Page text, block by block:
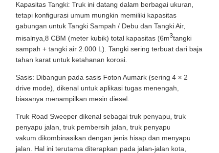
Kapasitas Tangki: Truk ini datang dalam berbagai ukuran,
tetapi konfigurasi umum mungkin memiliki kapasitas
gabungan untuk Tangki Sampah / Debu dan Tangki Air,
misalnya,8 CBM (meter kubik) total kapasitas (6m3tangki
sampah + tangki air 2.000 L). Tangki sering terbuat dari baja
tahan karat untuk ketahanan korosi.
Sasis: Dibangun pada sasis Foton Aumark (sering 4 × 2
drive mode), dikenal untuk aplikasi tugas menengah,
biasanya menampilkan mesin diesel.
Truk Road Sweeper dikenal sebagai truk penyapu, truk
penyapu jalan, truk pembersih jalan, truk penyapu
vakum.dikombinasikan dengan jenis hisap dan menyapu
jalan. Hal ini terutama diterapkan pada jalan-jalan kota,